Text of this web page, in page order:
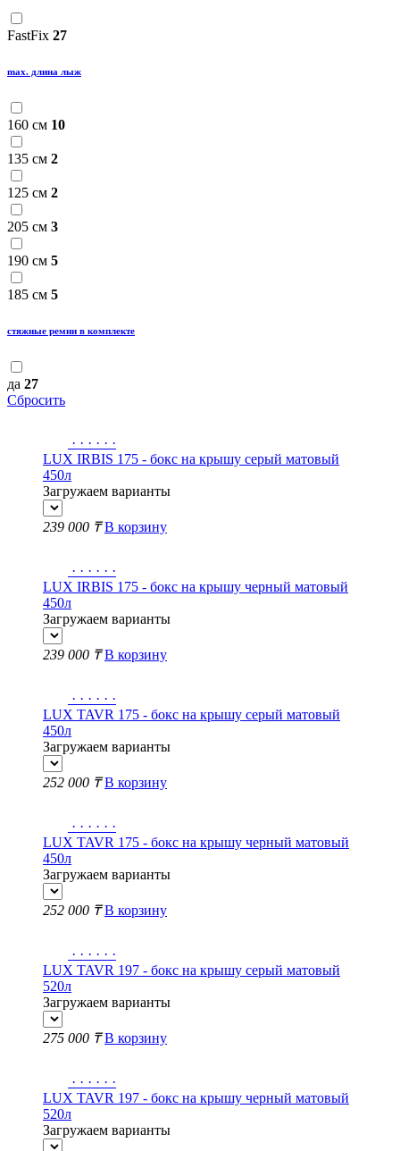
FastFix 27
max. длина лыж
160 см 10
135 см 2
125 см 2
205 см 3
190 см 5
185 см 5
стяжные ремни в комплекте
да 27
Сбросить
· · · · · ·
LUX IRBIS 175 - бокс на крышу серый матовый
450л
Загружаем варианты
239 000 ₸ В корзину
· · · · · ·
LUX IRBIS 175 - бокс на крышу черный матовый
450л
Загружаем варианты
239 000 ₸ В корзину
· · · · · ·
LUX TAVR 175 - бокс на крышу серый матовый
450л
Загружаем варианты
252 000 ₸ В корзину
· · · · · ·
LUX TAVR 175 - бокс на крышу черный матовый
450л
Загружаем варианты
252 000 ₸ В корзину
· · · · · ·
LUX TAVR 197 - бокс на крышу серый матовый
520л
Загружаем варианты
275 000 ₸ В корзину
· · · · · ·
LUX TAVR 197 - бокс на крышу черный матовый
520л
Загружаем варианты